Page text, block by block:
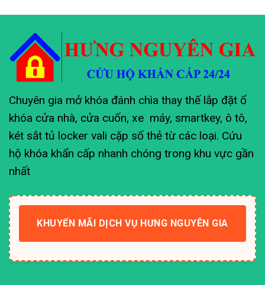
Chuyên gia mở khóa đánh chìa thay thế lắp đặt ổ
khóa cửa nhà, cửa cuốn, xe máy, smartkey, ô tô,
két sắt tủ locker vali cặp số thẻ từ các loại. Cứu
hộ khóa khẩn cấp nhanh chóng trong khu vực gần
nhất
KHUYẾN MÃI DỊCH VỤ HƯNG NGUYÊN GIA